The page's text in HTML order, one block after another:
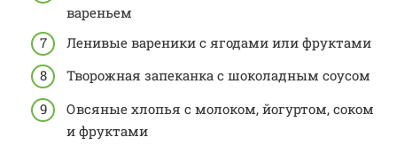
вареньем
Ленивые вареники с ягодами или фруктами
Творожная запеканка с шоколадным соусом
Овсяные хлопья с молоком, йогуртом, соком
и фруктами